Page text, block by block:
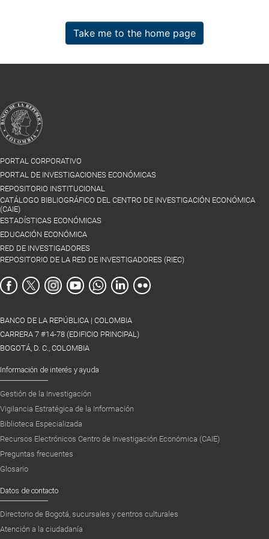
Take me to the home page
PORTAL CORPORATIVO
PORTAL DE INVESTIGACIONES ECONÓMICAS
REPOSITORIO INSTITUCIONAL
CATÁLOGO BIBLIOGRÁFICO DEL CENTRO DE INVESTIGACIÓN ECONÓMICA
(CAIE)
ESTADÍSTICAS ECONÓMICAS
EDUCACIÓN ECONÓMICA
RED DE INVESTIGADORES
REPOSITORIO DE LA RED DE INVESTIGADORES (RIEC)
BANCO DE LA REPÚBLICA | COLOMBIA
CARRERA 7 #14-78 (EDIFICIO PRINCIPAL)
BOGOTÁ, D. C., COLOMBIA
Información de interés y ayuda
Gestión de la Investigación
Vigilancia Estratégica de la Información
Biblioteca Especializada
Recursos Electrónicos Centro de Investigación Económica (CAIE)
Preguntas frecuentes
Glosario
Datos de contacto
Directorio de Bogotá, sucursales y centros culturales
Atención a la ciudadanía